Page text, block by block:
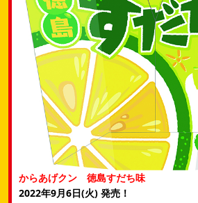
からあげクン 徳島すだち味
2022年9月6日(火) 発売！